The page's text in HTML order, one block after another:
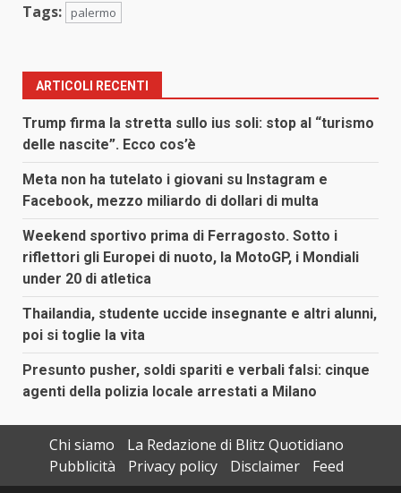
Tags: palermo
ARTICOLI RECENTI
Trump firma la stretta sullo ius soli: stop al “turismo
delle nascite”. Ecco cos’è
Meta non ha tutelato i giovani su Instagram e
Facebook, mezzo miliardo di dollari di multa
Weekend sportivo prima di Ferragosto. Sotto i
riflettori gli Europei di nuoto, la MotoGP, i Mondiali
under 20 di atletica
Thailandia, studente uccide insegnante e altri alunni,
poi si toglie la vita
Presunto pusher, soldi spariti e verbali falsi: cinque
agenti della polizia locale arrestati a Milano
Chi siamo
La Redazione di Blitz Quotidiano
Pubblicità
Privacy policy Disclaimer Feed